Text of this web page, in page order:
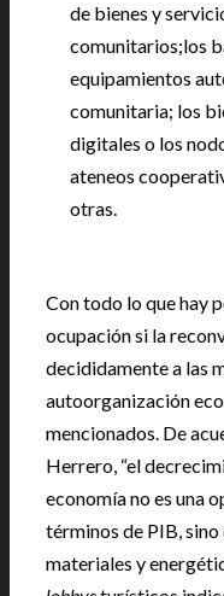
de bienes y
comunitarios;los
equipamientos
comunitaria; los
digitales o los
ateneos
otras.
Con todo lo que hay
ocupación si la
decididamente a las
autoorganización
mencionados. De
Herrero, “el
economía no es una
términos de PIB,
materiales y